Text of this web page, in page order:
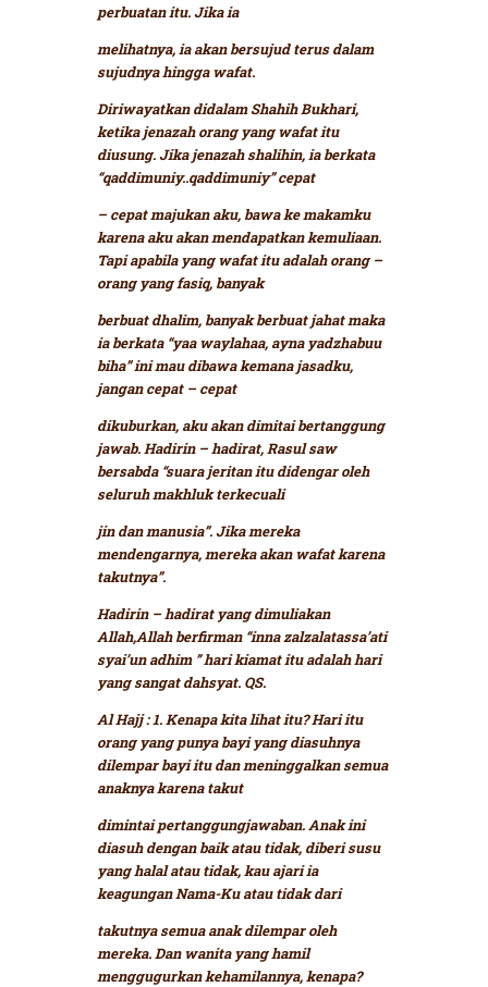
perbuatan itu. Jika ia
melihatnya, ia akan bersujud terus dalam
sujudnya hingga wafat.
Diriwayatkan didalam Shahih Bukhari,
ketika jenazah orang yang wafat itu
diusung. Jika jenazah shalihin, ia berkata
“qaddimuniy..qaddimuniy”cepat
– cepat majukan aku, bawa ke makamku
karena aku akan mendapatkan kemuliaan.
Tapi apabila yang wafat itu adalah orang –
orang yang fasiq, banyak
berbuat dhalim, banyak berbuat jahat maka
ia berkata “yaa waylahaa, ayna yadzhabuu
biha”ini mau dibawa kemana jasadku,
jangan cepat – cepat
dikuburkan, aku akan dimitai bertanggung
jawab.Hadirin – hadirat, Rasul saw
bersabda “suara jeritan itu didengar oleh
seluruh makhluk terkecuali
jin dan manusia”. Jika mereka
mendengarnya, mereka akan wafat karena
takutnya”.
Hadirin – hadirat yang dimuliakan
Allah,Allah berfirman “inna zalzalatassa’ati
syai’un adhim ”hari kiamat itu adalah hari
yang sangat dahsyat. QS.
Al Hajj : 1.Kenapa kita lihat itu? Hari itu
orang yang punya bayi yang diasuhnya
dilempar bayi itu dan meninggalkan semua
anaknya karena takut
dimintai pertanggungjawaban. Anak ini
diasuh dengan baik atau tidak, diberi susu
yang halal atau tidak, kau ajari ia
keagungan Nama-Ku atau tidak dari
takutnya semua anak dilempar oleh
mereka. Dan wanita yang hamil
menggugurkan kehamilannya, kenapa?